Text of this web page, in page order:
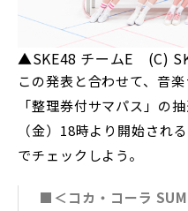
▲SKE48 チームE (C)
この発表と合わせて、音
「整理券付サマパス」の
（金）18時より開始され
でチェックしよう。
■＜コカ・コーラ